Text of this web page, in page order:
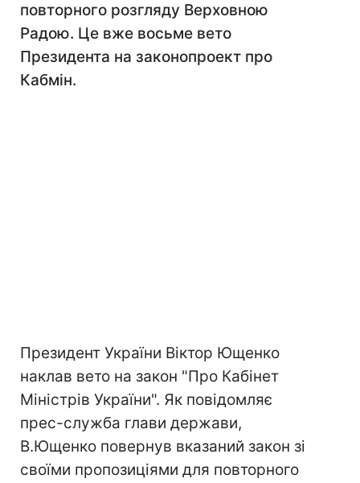
повторного розгляду Верховною
Радою. Це вже восьме вето
Президента на законопроект про
Кабмін.
Президент України Віктор Ющенко
наклав вето на закон "Про Кабінет
Міністрів України". Як повідомляє
прес-служба глави держави,
В.Ющенко повернув вказаний закон зі
своїми пропозиціями для повторного